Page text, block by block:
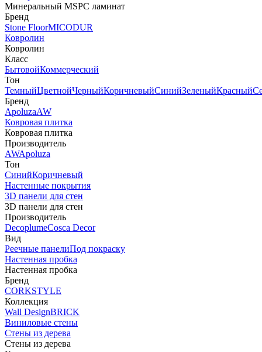
Минеральный MSPC ламинат
Бренд
Stone FloorMICODUR
Ковролин
Ковролин
Класс
БытовойКоммерческий
Тон
ТемныйЦветнойЧерныйКоричневыйСинийЗеленыйКрасный
Бренд
ApoluzaAW
Ковровая плитка
Ковровая плитка
Производитель
AWApoluza
Тон
СинийКоричневый
Настенные покрытия
3D панели для стен
3D панели для стен
Производитель
DecoplumeCosca Decor
Вид
Реечные панелиПод покраску
Настенная пробка
Настенная пробка
Бренд
CORKSTYLE
Коллекция
Wall DesignBRICK
Виниловые стены
Стены из дерева
Стены из дерева